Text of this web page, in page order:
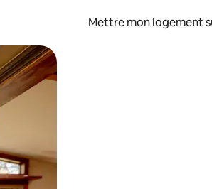
Mettre mon logement